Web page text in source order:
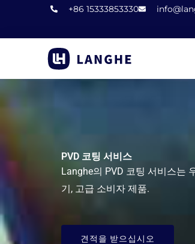
츠
건
너
+86 15333853330
PVD 코팅 서비스
Langhe의 PVD 코팅 서비스는
기, 고급 소비자 제품.
견적을 받으십시오